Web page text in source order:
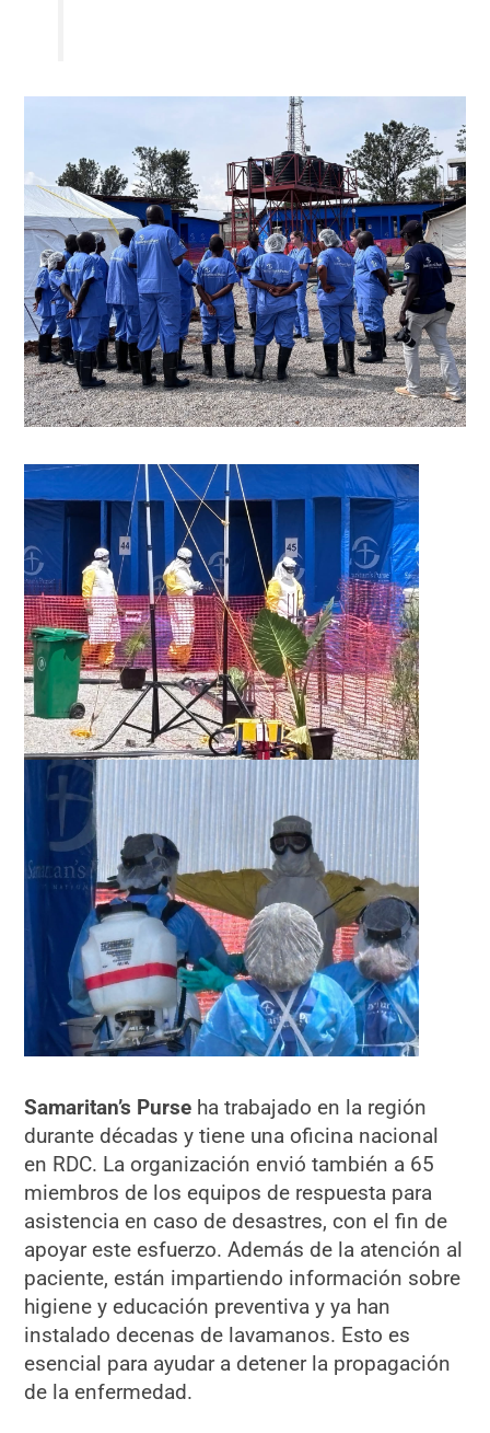
Samaritan’s Purse ha trabajado en la región
durante décadas y tiene una oficina nacional
en RDC. La organización envió también a 65
miembros de los equipos de respuesta para
asistencia en caso de desastres, con el fin de
apoyar este esfuerzo. Además de la atención al
paciente, están impartiendo información sobre
higiene y educación preventiva y ya han
instalado decenas de lavamanos. Esto es
esencial para ayudar a detener la propagación
de la enfermedad.